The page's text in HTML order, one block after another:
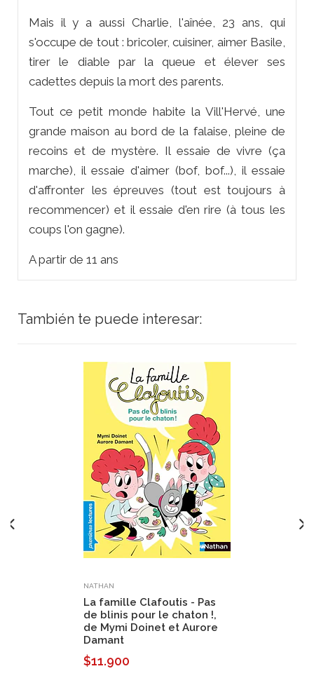
Mais il y a aussi Charlie, l'aînée, 23 ans, qui
s'occupe de tout : bricoler, cuisiner, aimer Basile,
tirer le diable par la queue et élever ses
cadettes depuis la mort des parents.
Tout ce petit monde habite la Vill'Hervé, une
grande maison au bord de la falaise, pleine de
recoins et de mystère. Il essaie de vivre (ça
marche), il essaie d'aimer (bof, bof...), il essaie
d'affronter les épreuves (tout est toujours à
recommencer) et il essaie d'en rire (à tous les
coups l'on gagne).
A partir de 11 ans
También te puede interesar:
NATHAN
La famille Clafoutis - Pas
de blinis pour le chaton !,
de Mymi Doinet et Aurore
Damant
$11.900